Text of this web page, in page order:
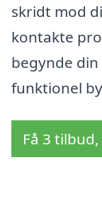
skridt mod
kontakte
begynde
funktionel
Få 3